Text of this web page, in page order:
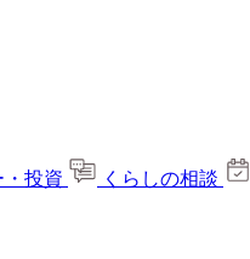
投資 くらしの相談